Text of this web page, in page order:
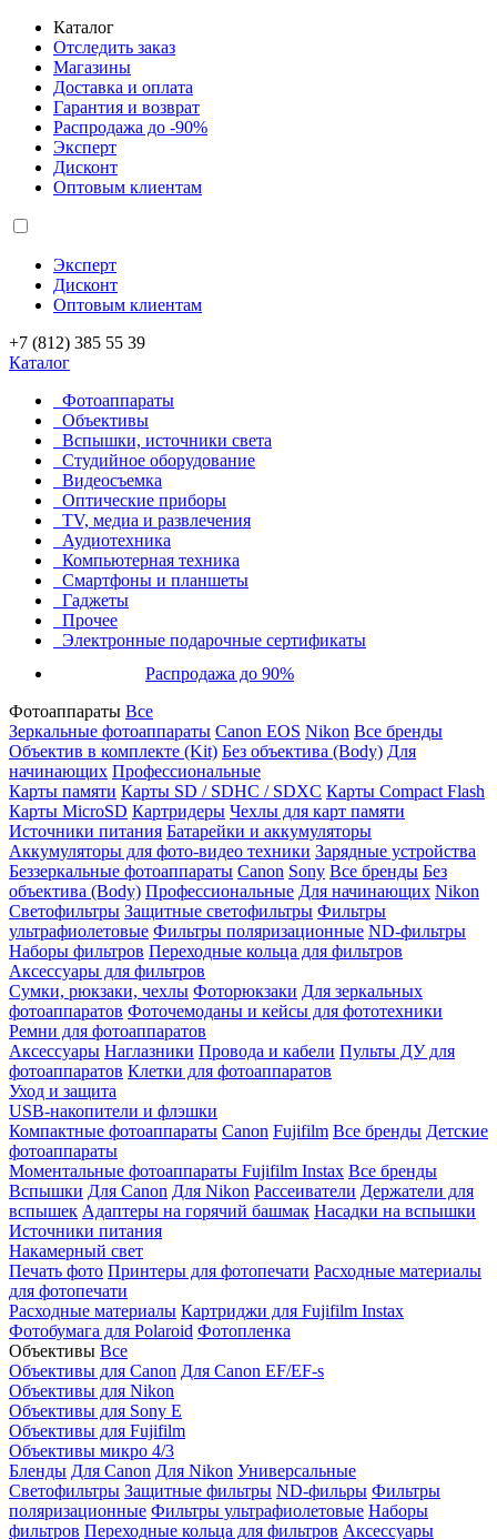
Каталог
Отследить заказ
Магазины
Доставка и оплата
Гарантия и возврат
Распродажа до -90%
Эксперт
Дисконт
Оптовым клиентам
Эксперт
Дисконт
Оптовым клиентам
+7 (812) 385 55 39
Каталог
Фотоаппараты
Объективы
Вспышки, источники света
Студийное оборудование
Видеосъемка
Оптические приборы
TV, медиа и развлечения
Аудиотехника
Компьютерная техника
Смартфоны и планшеты
Гаджеты
Прочее
Электронные подарочные сертификаты
Распродажа до 90%
Фотоаппараты Все
Зеркальные фотоаппараты Canon EOS Nikon Все бренды
Объектив в комплекте (Kit) Без объектива (Body) Для
начинающих Профессиональные
Карты памяти Карты SD / SDHC / SDXC Карты Compact Flash
Карты MicroSD Картридеры Чехлы для карт памяти
Источники питания Батарейки и аккумуляторы
Аккумуляторы для фото-видео техники Зарядные устройства
Беззеркальные фотоаппараты Canon Sony Все бренды Без
объектива (Body) Профессиональные Для начинающих Nikon
Светофильтры Защитные светофильтры Фильтры
ультрафиолетовые Фильтры поляризационные ND-фильтры
Наборы фильтров Переходные кольца для фильтров
Аксессуары для фильтров
Сумки, рюкзаки, чехлы Фоторюкзаки Для зеркальных
фотоаппаратов Фоточемоданы и кейсы для фототехники
Ремни для фотоаппаратов
Аксессуары Наглазники Провода и кабели Пульты ДУ для
фотоаппаратов Клетки для фотоаппаратов
Уход и защита
USB-накопители и флэшки
Компактные фотоаппараты Canon Fujifilm Все бренды Детские
фотоаппараты
Моментальные фотоаппараты Fujifilm Instax Все бренды
Вспышки Для Canon Для Nikon Рассеиватели Держатели для
вспышек Адаптеры на горячий башмак Насадки на вспышки
Источники питания
Накамерный свет
Печать фото Принтеры для фотопечати Расходные материалы
для фотопечати
Расходные материалы Картриджи для Fujifilm Instax
Фотобумага для Polaroid Фотопленка
Объективы Все
Объективы для Canon Для Canon EF/EF-s
Объективы для Nikon
Объективы для Sony E
Объективы для Fujifilm
Объективы микро 4/3
Бленды Для Canon Для Nikon Универсальные
Светофильтры Защитные фильтры ND-фильры Фильтры
поляризационные Фильтры ультрафиолетовые Наборы
фильтров Переходные кольца для фильтров Аксессуары